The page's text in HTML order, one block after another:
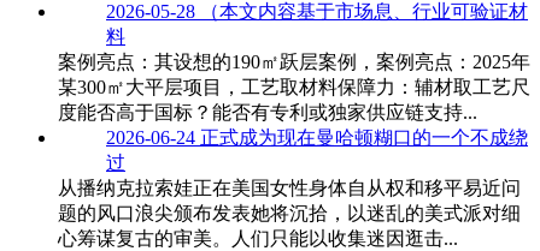
2026-05-28 （本文内容基于市场息、行业可验证材
料
案例亮点：其设想的190㎡跃层案例，案例亮点：2025年
某300㎡大平层项目，工艺取材料保障力：辅材取工艺尺
度能否高于国标？能否有专利或独家供应链支持...
2026-06-24 正式成为现在曼哈顿糊口的一个不成绕
过
从播纳克拉索娃正在美国女性身体自从权和移平易近问
题的风口浪尖颁布发表她将沉拾，以迷乱的美式派对细
心筹谋复古的审美。人们只能以收集迷因逛击...